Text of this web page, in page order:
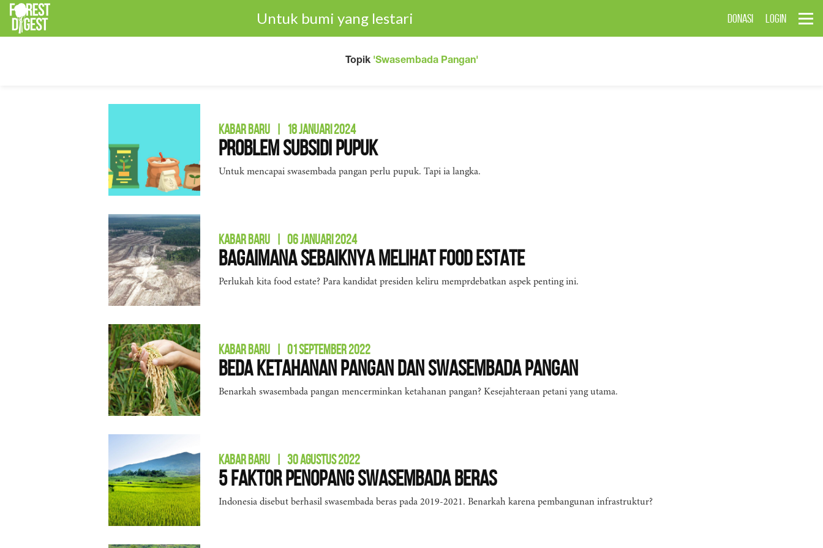
Untuk bumi yang lestari DONASI LOGIN
Topik 'Swasembada Pangan'
KABAR BARU 18 JANUARI 2024
Problem Subsidi Pupuk
Untuk mencapai swasembada pangan perlu pupuk. Tapi ia langka.
KABAR BARU 06 JANUARI 2024
Bagaimana Sebaiknya Melihat Food Estate
Perlukah kita food estate? Para kandidat presiden keliru memprdebatkan aspek penting ini.
KABAR BARU 01 SEPTEMBER 2022
Beda Ketahanan Pangan dan Swasembada Pangan
Benarkah swasembada pangan mencerminkan ketahanan pangan? Kesejahteraan petani yang utama.
KABAR BARU 30 AGUSTUS 2022
5 Faktor Penopang Swasembada Beras
Indonesia disebut berhasil swasembada beras pada 2019-2021. Benarkah karena pembangunan infrastruktur?